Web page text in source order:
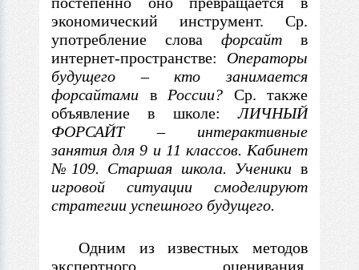
экономический инструмент. Ср.
употребление слова форсайт в
интернет-пространстве: Операторы
будущего –кто занимается
форсайтами в России? Ср. также
объявление в школе:ЛИЧНЫЙ
ФОРСАЙТ–интерактивные
занятия для 9 и 11 классов. Кабинет
№109. Старшая школа. Ученики в
игровой ситуации смоделируют
стратегии успешного будущего.
Одним из известных методов
экспертного оценивания,